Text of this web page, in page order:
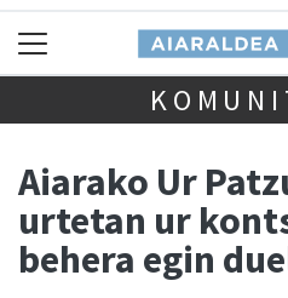
Aiarako Ur
urtetan ur
behera egin